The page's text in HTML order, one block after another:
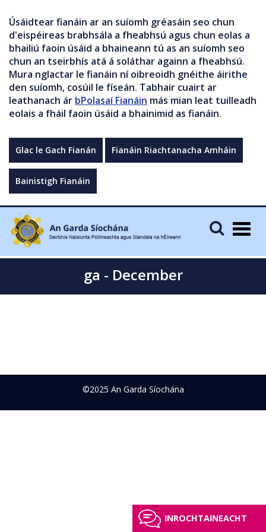
Úsáidtear fianáin ar an suíomh gréasáin seo chun
d'eispéireas brabhsála a fheabhsú agus chun eolas a
bhailiú faoin úsáid a bhaineann tú as an suíomh seo
chun an tseirbhís atá á soláthar againn a fheabhsú.
Mura nglactar le fianáin ní oibreoidh gnéithe áirithe
den suíomh, cosúil le físeán. Tabhair cuairt ar
leathanach ár bPolasaí Fianáin más mian leat tuilleadh
eolais a fháil faoin úsáid a bhainimid as fianáin.
Glac le Gach Fianán Fianáin Riachtanacha Amháin
Bainistigh Fianáin
ga - December
©2025 An Garda Síochána
INROCHTAINEACHT